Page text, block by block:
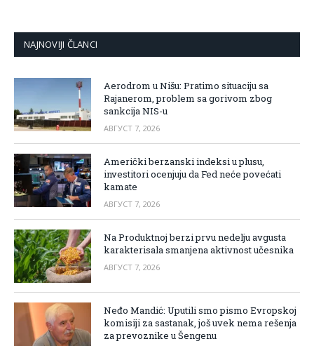
NAJNOVIJI ČLANCI
Aerodrom u Nišu: Pratimo situaciju sa
Rajanerom, problem sa gorivom zbog
sankcija NIS-u
АВГУСТ 7, 2026
Američki berzanski indeksi u plusu,
investitori ocenjuju da Fed neće povećati
kamate
АВГУСТ 7, 2026
Na Produktnoj berzi prvu nedelju avgusta
karakterisala smanjena aktivnost učesnika
АВГУСТ 7, 2026
Neđo Mandić: Uputili smo pismo Evropskoj
komisiji za sastanak, još uvek nema rešenja
za prevoznike u Šengenu